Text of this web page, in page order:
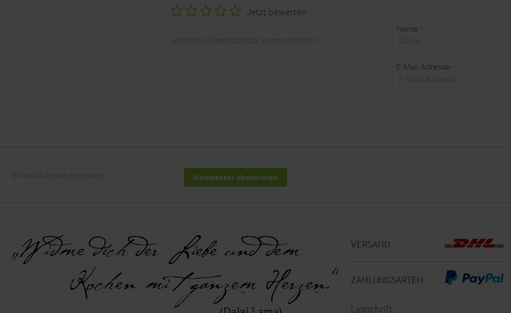
Jetzt bewerten
Name
E-Mail Adresse
Newsletter abonnieren
VERSAND
ZAHLUNGSARTEN
Lastschrift